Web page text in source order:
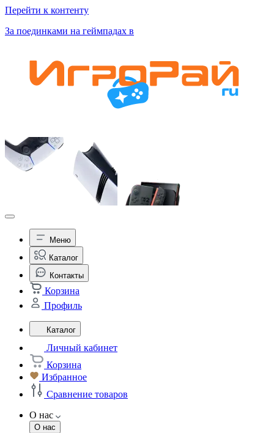
Перейти к контенту
За поединками на геймпадах в
Меню
Каталог
Контакты
Корзина
Профиль
Каталог
Личный кабинет
Корзина
Избранное
Сравнение товаров
О нас
О нас